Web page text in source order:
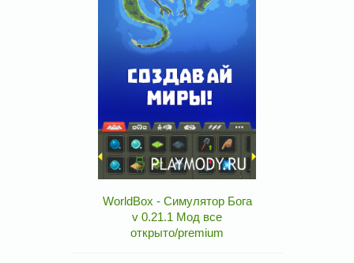
WorldBox - Симулятор Бога
v 0.21.1 Мод все
открыто/premium